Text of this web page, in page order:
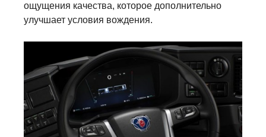
ощущения качества, которое дополнительно
улучшает условия вождения.